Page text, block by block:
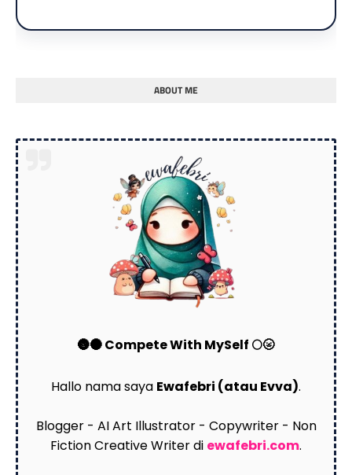
ABOUT ME
🌚🌑 Compete With MySelf 🌕🌝
Hallo nama saya Ewafebri (atau Evva).
Blogger - AI Art Illustrator - Copywriter - Non
Fiction Creative Writer di ewafebri.com.